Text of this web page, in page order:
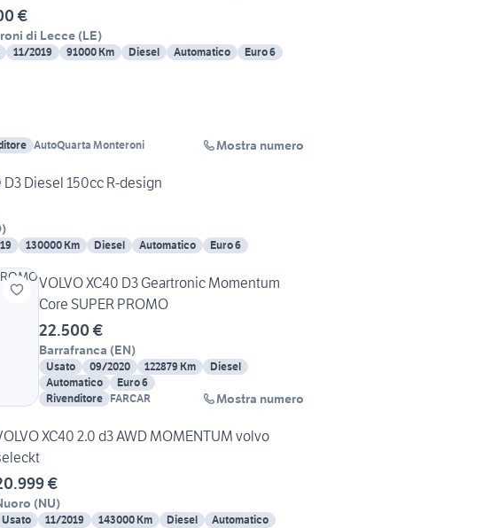
€
di Lecce (LE)
11/2019 91000 Km Diesel Automatico Euro 6
AutoQuarta Monteroni Mostra numero
D3 Diesel 150cc R-design
)
130000 Km Diesel Automatico Euro 6
VOLVO XC40 D3 Geartronic Momentum
Core SUPER PROMO
22.500 €
Barrafranca (EN)
Usato 09/2020 122879 Km
Diesel
Automatico
Euro 6
Rivenditore FARCAR Mostra numero
XC40 2.0 d3 AWD MOMENTUM volvo
€
(NU)
Usato 11/2019 143000 Km Diesel
Automatico